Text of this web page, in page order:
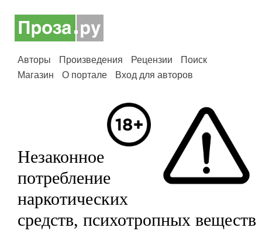
Авторы Произведения Рецензии
Поиск
Магазин
О портале Вход для авторов
Незаконное
потребление
наркотических
средств, психотропных веществ